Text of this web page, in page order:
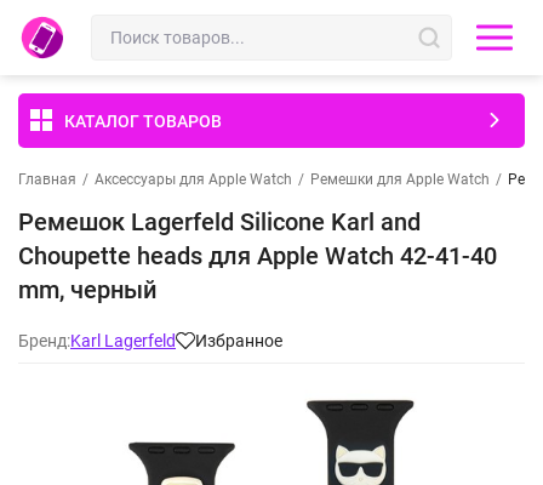
КАТАЛОГ ТОВАРОВ
Главная / Аксессуары для Apple Watch / Ремешки для Apple Watch /
Ремешок Lagerfeld Silicone Karl and
Choupette heads для Apple Watch 42-41-40
mm, черный
Бренд:Karl Lagerfeld Избранное